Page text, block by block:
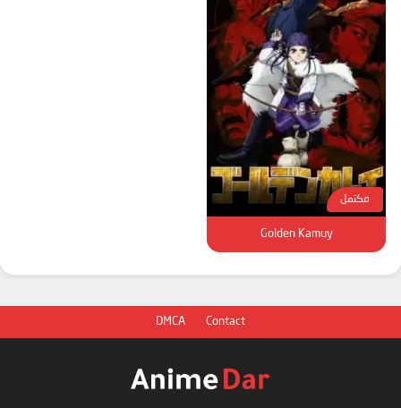
مكتمل
Golden Kamuy
DMCA Contact